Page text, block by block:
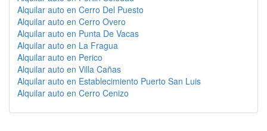
Alquilar auto en Cerro Del Puesto
Alquilar auto en Cerro Overo
Alquilar auto en Punta De Vacas
Alquilar auto en La Fragua
Alquilar auto en Perico
Alquilar auto en Villa Cañas
Alquilar auto en Establecimiento Puerto San Luis
Alquilar auto en Cerro Cenizo